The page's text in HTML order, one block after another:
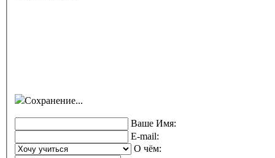
Сохранение...
Ваше Имя:
E-mail:
О чём: